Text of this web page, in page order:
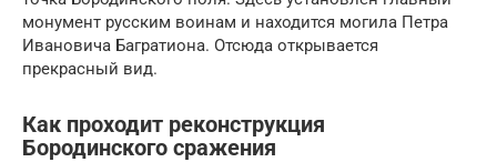
монумент русским воинам и находится могила Петра
Ивановича Багратиона. Отсюда открывается
прекрасный вид.
Как проходит реконструкция
Бородинского сражения